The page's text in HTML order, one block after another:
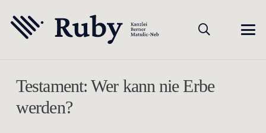
Testament: Wer kann nie Erbe
werden?